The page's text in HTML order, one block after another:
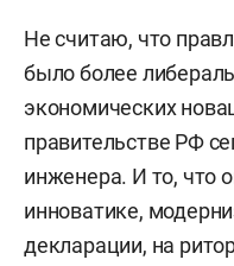
Не считаю, что
было более
экономических
правительстве РФ
инженера. И то, что
инноватике,
декларации, на